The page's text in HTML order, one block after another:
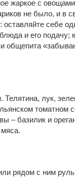
жаркое с
не было, и в
оставляйте себе
и его подачу; к
общепита
Телятина, лук,
томатном
– базилик и
рядом с ним